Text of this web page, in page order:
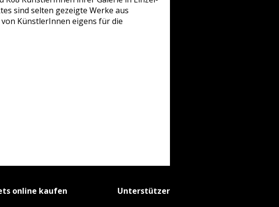
sind selten gezeigte Werke aus
KünstlerInnen eigens für die
online kaufen Unterstützer